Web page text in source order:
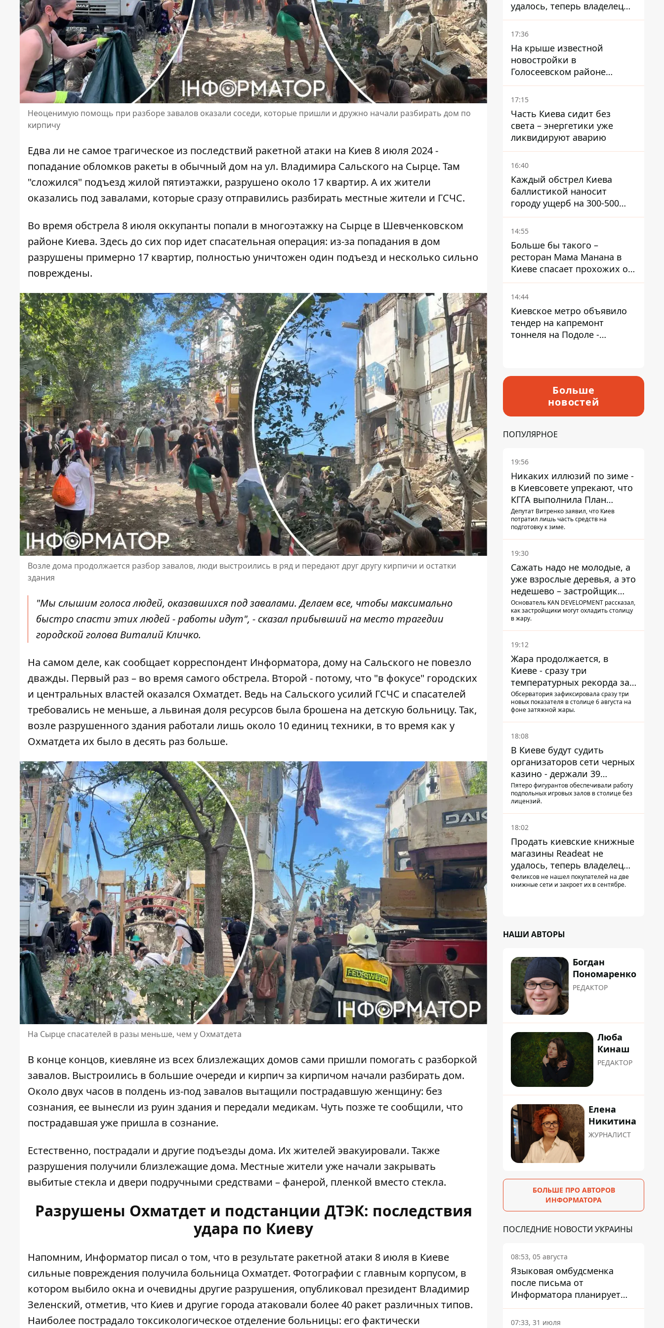
Неоценимую помощь при разборе завалов оказали соседи, которые пришли и дружно начали разбирать дом по
кирпичу
Едва ли не самое трагическое из последствий ракетной атаки на Киев 8 июля 2024 -
попадание обломков ракеты в обычный дом на ул. Владимира Сальского на Сырце. Там
"сложился" подъезд жилой пятиэтажки, разрушено около 17 квартир. А их жители
оказались под завалами, которые сразу отправились разбирать местные жители и ГСЧС.
Во время обстрела 8 июля оккупанты попали в многоэтажку на Сырце в Шевченковском
районе Киева. Здесь до сих пор идет спасательная операция: из-за попадания в дом
разрушены примерно 17 квартир, полностью уничтожен один подъезд и несколько сильно
повреждены.
Возле дома продолжается разбор завалов, люди выстроились в ряд и передают друг другу кирпичи и остатки
здания
"Мы слышим голоса людей, оказавшихся под завалами. Делаем все, чтобы максимально
быстро спасти этих людей - работы идут", - сказал прибывший на место трагедии
городской голова Виталий Кличко.
На самом деле, как сообщает корреспондент Информатора, дому на Сальского не повезло
дважды. Первый раз – во время самого обстрела. Второй - потому, что "в фокусе" городских
и центральных властей оказался Охматдет. Ведь на Сальского усилий ГСЧС и спасателей
требовались не меньше, а львиная доля ресурсов была брошена на детскую больницу. Так,
возле разрушенного здания работали лишь около 10 единиц техники, в то время как у
Охматдета их было в десять раз больше.
На Сырце спасателей в разы меньше, чем у Охматдета
В конце концов, киевляне из всех близлежащих домов сами пришли помогать с разборкой
завалов. Выстроились в большие очереди и кирпич за кирпичом начали разбирать дом.
Около двух часов в полдень из-под завалов вытащили пострадавшую женщину: без
сознания, ее вынесли из руин здания и передали медикам. Чуть позже те сообщили, что
пострадавшая уже пришла в сознание.
Естественно, пострадали и другие подъезды дома. Их жителей эвакуировали. Также
разрушения получили близлежащие дома. Местные жители уже начали закрывать
выбитые стекла и двери подручными средствами – фанерой, пленкой вместо стекла.
Разрушены Охматдет и подстанции ДТЭК: последствия
удара по Киеву
Напомним, Информатор писал о том, что в результате ракетной атаки 8 июля в Киеве
сильные повреждения получила больница Охматдет. Фотографии с главным корпусом, в
котором выбило окна и очевидны другие разрушения, опубликовал президент Владимир
Зеленский, отметив, что Киев и другие города атаковали более 40 ракет различных типов.
Наиболее пострадало токсикологическое отделение больницы: его фактически
удалось, теперь владелец
их просто закроет
17:36
На крыше известной
новостройки в
Голосеевском районе
разбивают парк площадью
в гектар
17:15
Часть Киева сидит без
света – энергетики уже
ликвидируют аварию
16:40
Каждый обстрел Киева
баллистикой наносит
городу ущерб на 300-500
миллионов - Петр
Пантелеев
14:55
Больше бы такого –
ресторан Мама Манана в
Киеве спасает прохожих от
жары
14:44
Киевское метро объявило
тендер на капремонт
тоннеля на Подоле -
Больше
новостей
ПОПУЛЯРНОЕ
19:56
Никаких иллюзий по зиме -
в Киевсовете упрекают, что
КГГА выполнила План
устойчивости на 20%
Депутат Витренко заявил, что Киев
потратил лишь часть средств на
подготовку к зиме.
19:30
Сажать надо не молодые, а
уже взрослые деревья, а это
недешево – застройщик
Никонов
Основатель KAN DEVELOPMENT рассказал,
как застройщики могут охладить столицу
в жару.
19:12
Жара продолжается, в
Киеве - сразу три
температурных рекорда за
день
Обсерватория зафиксировала сразу три
новых показателя в столице 6 августа на
фоне затяжной жары.
18:08
В Киеве будут судить
организаторов сети черных
казино - держали 39
заведений
Пятеро фигурантов обеспечивали работу
подпольных игровых залов в столице без
лицензий.
18:02
Продать киевские книжные
магазины Readeat не
удалось, теперь владелец
их просто закроет
Феликсов не нашел покупателей на две
книжные сети и закроет их в сентябре.
НАШИ АВТОРЫ
Богдан
Пономаренко
РЕДАКТОР
Люба
Кинаш
РЕДАКТОР
Елена
Никитина
ЖУРНАЛИСТ
БОЛЬШЕ ПРО АВТОРОВ
ИНФОРМАТОРА
ПОСЛЕДНИЕ НОВОСТИ УКРАИНЫ
08:53, 05 августа
Языковая омбудсменка
после письма от
Информатора планирует
наказать компанию-
подрядчика ПриватБанка
07:33, 31 июля